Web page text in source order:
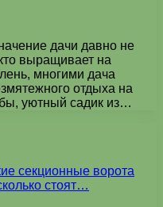
дачи давно не
выращивает на
многими дача
отдыха на
уютный садик из…
секционные ворота
стоят…